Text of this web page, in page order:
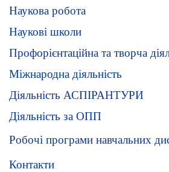
Наукова робота
Наукові школи
Профорієнтаційна та творча
Міжнародна діяльність
Діяльність АСПІРАНТУРИ
Діяльність за ОПП
Робочі програми навчальних
Контакти